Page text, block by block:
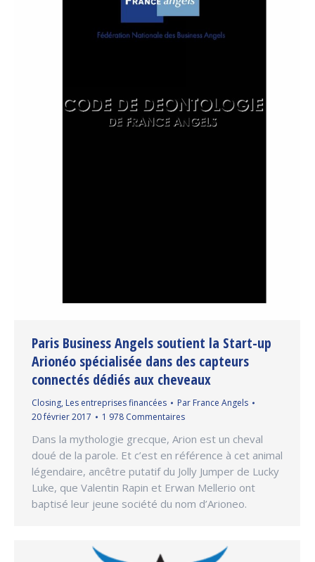
Paris Business Angels soutient la Start-up
Arionéo spécialisée dans des capteurs
connectés dédiés aux cheveaux
Closing, Les entreprises financées Par France Angels
20 février 2017
1 978 Commentaires
Dans la mythologie grecque, Arion est un cheval
doué de la parole. Et c’est en référence à cet animal
légendaire, ancêtre putatif du Jolly Jumper de Lucky
Luke, que Valentin Rapin et Erwan Mellerio ont
baptisé leur jeune société du nom d’Arioneo.